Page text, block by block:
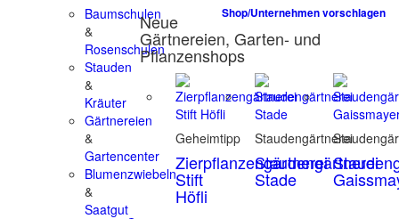
Baumschulen
&
Rosenschulen
Stauden
&
Kräuter
Gärtnereien
&
Gartencenter
Blumenzwiebeln
&
Saatgut
Shop/Unternehmen vorschlagen
Neue
Gärtnereien, Garten- und
Pflanzenshops
Geheimtipp
Zierpflanzengärtnerei
Stift
Höfli
Staudengärtnerei
Staudengärtnerei
Stade